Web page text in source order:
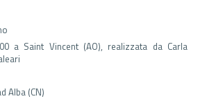
a Saint Vincent (AO), realizzata da Carla
Alba (CN)